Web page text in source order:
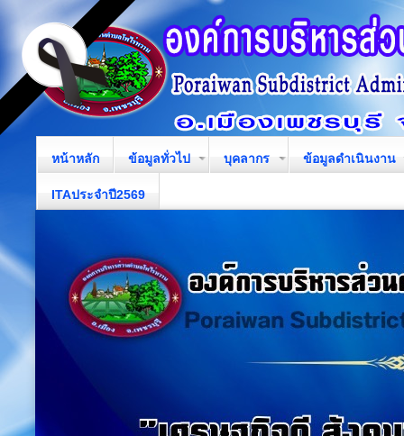
หน้าหลัก ข้อมูลทั่วไป บุคลากร ข้อมูลดำเนินงาน
ITAประจำปี2569